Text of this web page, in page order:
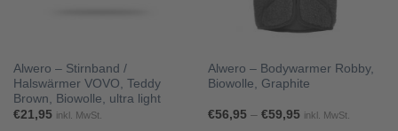
Alwero – Stirnband /
Halswärmer VOVO, Teddy
Brown, Biowolle, ultra light
€21,95 inkl. MwSt.
Alwero – Bodywarmer Robby,
Biowolle, Graphite
€56,95 – €59,95Preisspanne:
inkl. MwSt.